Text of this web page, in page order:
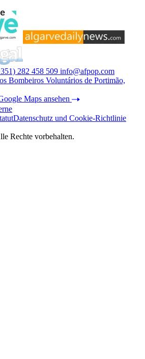
282 458 509 info@afpop.com
Bombeiros Voluntários de Portimão,
Maps ansehen
Datenschutz und Cookie-Richtlinie
Rechte vorbehalten.